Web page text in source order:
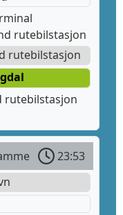
rutebilstasjon
rutebilstasjon
rutebilstasjon
23:53